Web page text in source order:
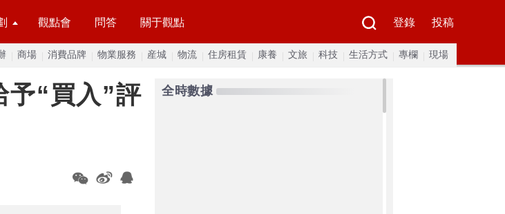
觀點會 問答 關于觀點 登錄 投稿
商場 消費品牌 物業服務 産城 物流 住房租賃 康養 文旅 科技 生活方式 專欄 現場
“買入”評
全時數據